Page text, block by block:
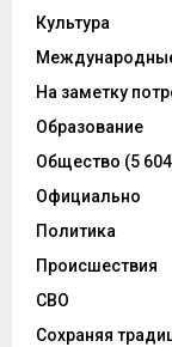
Культура
На заметку
Образование
Общество (5
Официально
Политика
Происшествия
СВО
Сохраняя